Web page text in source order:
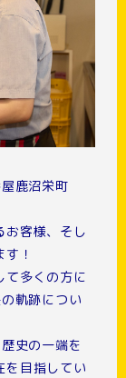
鹿沼栄町
お客様、そし
！
て多くの方に
軌跡につい
史の一端を
を目指してい